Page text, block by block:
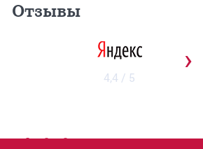
Отзывы
4,4 / 5
›